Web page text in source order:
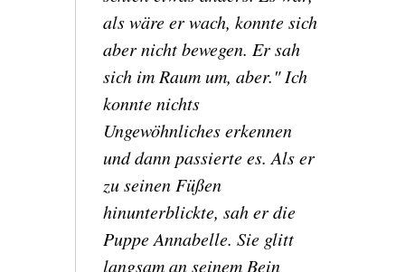
als wäre er wach, konnte sich
aber nicht bewegen. Er sah
sich im Raum um, aber." Ich
konnte nichts
Ungewöhnliches erkennen
und dann passierte es. Als er
zu seinen Füßen
hinunterblickte, sah er die
Puppe Annabelle. Sie glitt
langsam an seinem Bein